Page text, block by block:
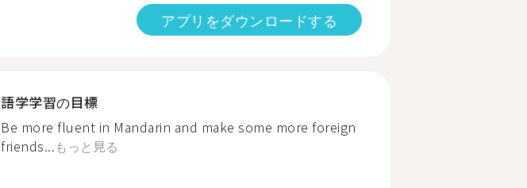
アプリをダウンロードする
語学学習の目標
Be more fluent in Mandarin and make some more foreign
friends...もっと見る